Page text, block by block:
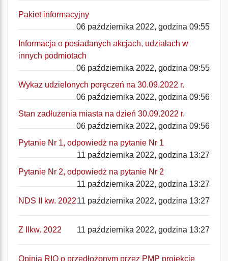
Pakiet informacyjny
06 października 2022, godzina 09:55
Informacja o posiadanych akcjach, udziałach w
innych podmiotach
06 października 2022, godzina 09:55
Wykaz udzielonych poręczeń na 30.09.2022 r.
06 października 2022, godzina 09:56
Stan zadłużenia miasta na dzień 30.09.2022 r.
06 października 2022, godzina 09:56
Pytanie Nr 1, odpowiedż na pytanie Nr 1
11 października 2022, godzina 13:27
Pytanie Nr 2, odpowiedż na pytanie Nr 2
11 października 2022, godzina 13:27
NDS II kw. 202211 października 2022, godzina 13:27
Z IIkw. 2022 11 października 2022, godzina 13:27
Opinia RIO o przedłożonym przez PMP projekcie